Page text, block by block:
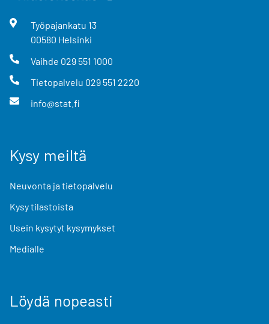
Työpajankatu 13
00580 Helsinki
Vaihde 029 551 1000
Tietopalvelu 029 551 2220
info@stat.fi
Kysy meiltä
Neuvonta ja tietopalvelu
Kysy tilastoista
Usein kysytyt kysymykset
Medialle
Löydä nopeasti